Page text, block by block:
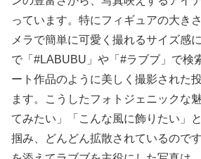
っています。特にフィギュアの大き
メラで簡単に可愛く撮れるサイズ感
で「#LABUBU」や「#ラブブ」で検
ート作品のように美しく撮影された
ます。こうしたフォトジェニックな
てみたい」「こんな風に飾りたい」
掴み、どんどん拡散されているので